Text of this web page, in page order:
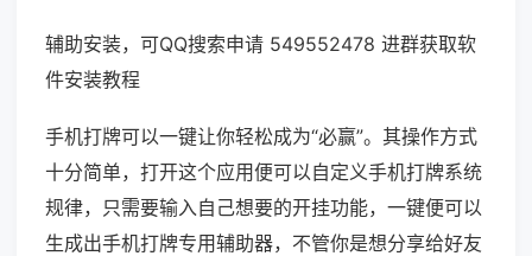
辅助安装，可QQ搜索申请 549552478 进群获取软
件安装教程
手机打牌可以一键让你轻松成为“必赢”。其操作方式
十分简单，打开这个应用便可以自定义手机打牌系统
规律，只需要输入自己想要的开挂功能，一键便可以
生成出手机打牌专用辅助器，不管你是想分享给好友